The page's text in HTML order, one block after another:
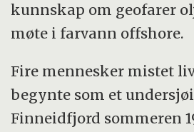
kunnskap om geofarer
møte i farvann offshore.
Fire mennesker mistet
begynte som et
Finneidfjord sommeren